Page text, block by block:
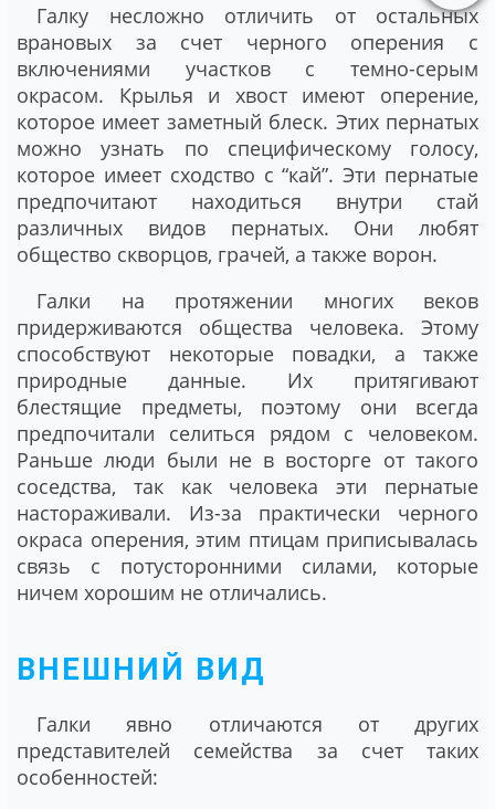
Галку несложно отличить от остальных
врановых за счет черного оперения с
включениями участков с темно-серым
окрасом. Крылья и хвост имеют оперение,
которое имеет заметный блеск. Этих пернатых
можно узнать по специфическому голосу,
которое имеет сходство c “кай”. Эти пернатые
предпочитают находиться внутри стай
различных видов пернатых. Они любят
общество скворцов, грачей, а также ворон.
Галки на протяжении многих веков
придерживаются общества человека. Этому
способствуют некоторые повадки, а также
природные данные. Их притягивают
блестящие предметы, поэтому они всегда
предпочитали селиться рядом с человеком.
Раньше люди были не в восторге от такого
соседства, так как человека эти пернатые
настораживали. Из-за практически черного
окраса оперения, этим птицам приписывалась
связь с потусторонними силами, которые
ничем хорошим не отличались.
ВНЕШНИЙ ВИД
Галки явно отличаются от других
представителей семейства за счет таких
особенностей: